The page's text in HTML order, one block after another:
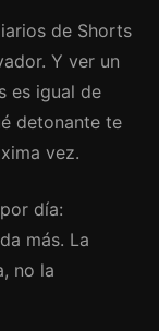
de Shorts
Y ver un
es igual de
detonante te
vez.
día:
más. La
no la